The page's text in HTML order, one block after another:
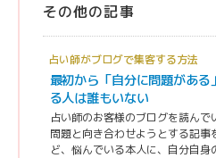
その他の記事
占い師がブログで集客する方法
最初から「自分に問題があ
る人は誰もいない
占い師のお客様のブログを読ん
問題と向き合わせようとする記
ど、悩んでいる本人に、自分自身